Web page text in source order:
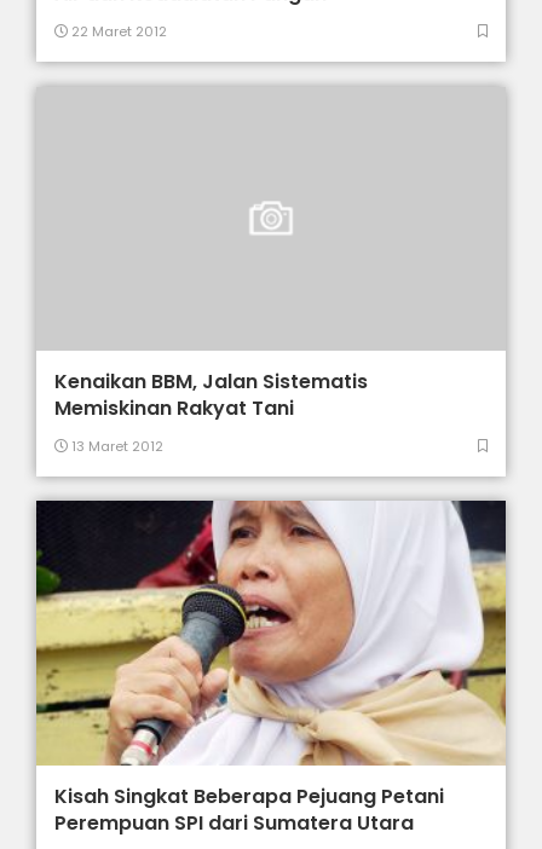
22 Maret 2012
Kenaikan BBM, Jalan Sistematis
Memiskinan Rakyat Tani
13 Maret 2012
Kisah Singkat Beberapa Pejuang Petani
Perempuan SPI dari Sumatera Utara